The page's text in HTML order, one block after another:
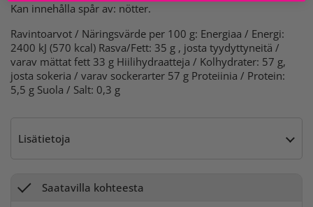
Kan innehålla spår av: nötter.
Ravintoarvot / Näringsvärde per 100 g: Energiaa / Energi:
2400 kJ (570 kcal) Rasva/Fett: 35 g , josta tyydyttyneitä /
varav mättat fett 33 g Hiilihydraatteja / Kolhydrater: 57 g,
josta sokeria / varav sockerarter 57 g Proteiinia / Protein:
5,5 g Suola / Salt: 0,3 g
Lisätietoja
Saatavilla kohteesta